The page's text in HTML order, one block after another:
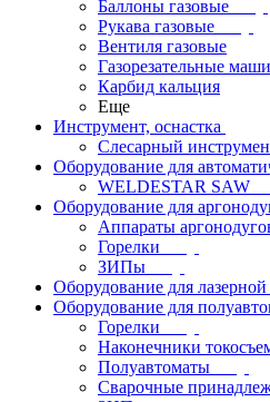
Баллоны газовые
Рукава газовые
Вентиля газовые
Газорезательные
Карбид кальция
Еще
Инструмент, оснастка
Слесарный
Оборудование для
WELDESTAR SAW
Оборудование для
Аппараты
Горелки
ЗИПы
Оборудование для
Оборудование для
Горелки
Наконечники
Полуавтоматы
Сварочные